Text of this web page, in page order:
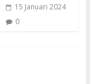
15 Januari 2024
0